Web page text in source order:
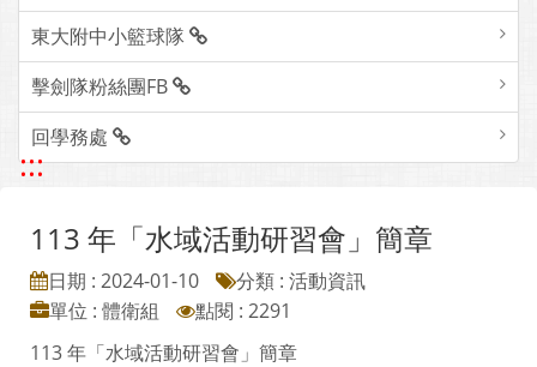
東大附中小籃球隊
擊劍隊粉絲團FB
回學務處
:::
113 年「水域活動研習會」簡章
日期 : 2024-01-10
分類 : 活動資訊
單位 : 體衛組
點閱 : 2291
113 年「水域活動研習會」簡章